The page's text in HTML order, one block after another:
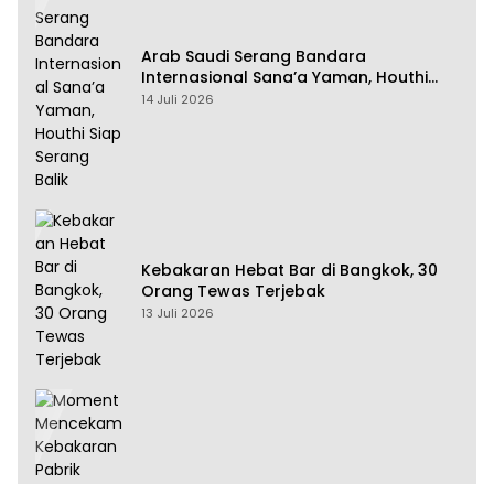
Arab Saudi Serang Bandara
Internasional Sana’a Yaman, Houthi
Siap Serang Balik
14 Juli 2026
Kebakaran Hebat Bar di Bangkok, 30
Orang Tewas Terjebak
13 Juli 2026